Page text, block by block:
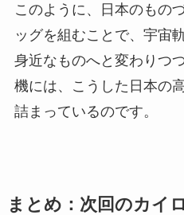
このように、日本のもの
ッグを組むことで、宇宙
身近なものへと変わりつ
機には、こうした日本の
詰まっているのです。
まとめ：次回のカイ